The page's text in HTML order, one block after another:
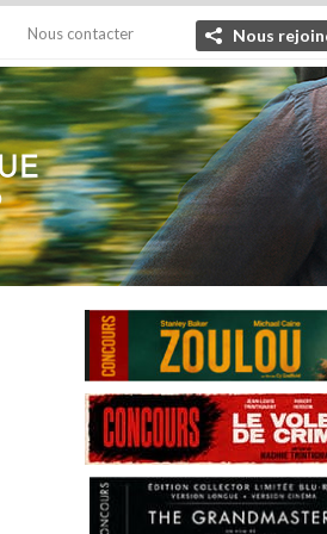
Nous contacter Nous